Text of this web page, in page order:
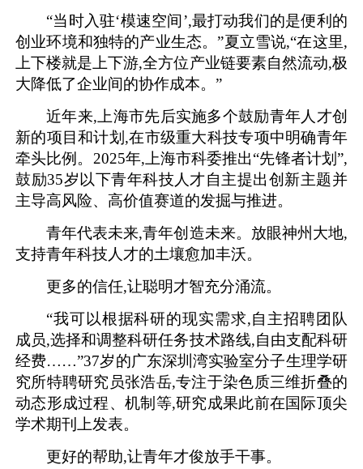
“当时入驻‘模速空间’,最打动我们的是便利的
创业环境和独特的产业生态。”夏立雪说,“在这里,
上下楼就是上下游,全方位产业链要素自然流动,极
大降低了企业间的协作成本。”
近年来,上海市先后实施多个鼓励青年人才创
新的项目和计划,在市级重大科技专项中明确青年
牵头比例。2025年,上海市科委推出“先锋者计划”,
鼓励35岁以下青年科技人才自主提出创新主题并
主导高风险、高价值赛道的发掘与推进。
青年代表未来,青年创造未来。放眼神州大地,
支持青年科技人才的土壤愈加丰沃。
更多的信任,让聪明才智充分涌流。
“我可以根据科研的现实需求,自主招聘团队
成员,选择和调整科研任务技术路线,自由支配科研
经费……”37岁的广东深圳湾实验室分子生理学研
究所特聘研究员张浩岳,专注于染色质三维折叠的
动态形成过程、机制等,研究成果此前在国际顶尖
学术期刊上发表。
更好的帮助,让青年才俊放手干事。